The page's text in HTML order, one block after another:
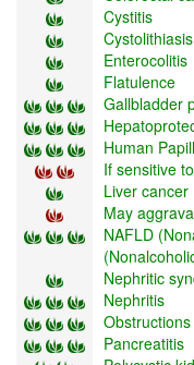
Cystitis
Cystolithiasis
Enterocolitis
Flatulence
Gallbladder
Human
If sensitive
Liver cancer
May
NAFLD
Nephritic
Nephritis
Pancreatitis